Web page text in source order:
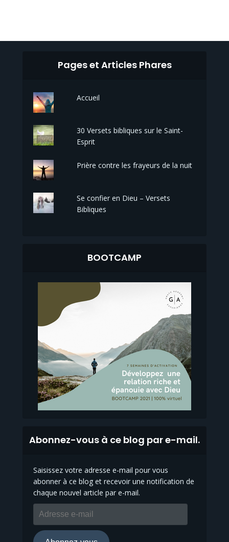
Pages et Articles Phares
Accueil
30 Versets bibliques sur le Saint-
Esprit
Prière contre les frayeurs de la nuit
Se confier en Dieu – Versets
Bibliques
BOOTCAMP
Abonnez-vous à ce blog par e-mail.
Saisissez votre adresse e-mail pour vous
abonner à ce blog et recevoir une notification de
chaque nouvel article par e-mail.
Adresse
e-
mail